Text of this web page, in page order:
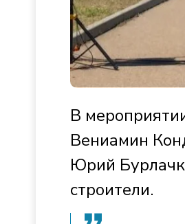
В
Вениамин
Юрий
строители.